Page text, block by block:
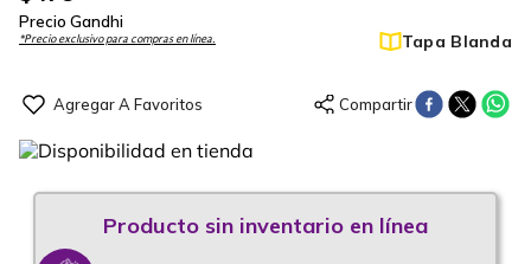
Precio Gandhi
*Precio exclusivo para compras en línea. Tapa Blanda